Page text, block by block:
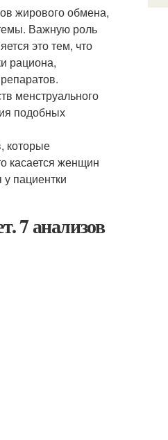
жирового обмена,
Важную роль
это тем, что
рациона,
менструального
подобных
которые
касается женщин
пациентки
7 анализов